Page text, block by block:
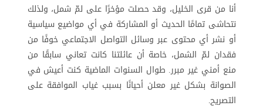
أنا من قرى الخليل، وقد حصلت مؤخرًا على لمّ شمل، ولذلك
نتحاشى تمامًا الحديث أو المشاركة في أي مواضيع سياسية
أو نشر أي محتوى عبر وسائل التواصل الاجتماعي خوفًا من
فقدان لمّ الشمل، خاصة أن عائلتنا كانت تعاني سابقًا من
منع أمني غير مبرر. طوال السنوات الماضية كنت أعيش في
الصوانة بشكل غير معلن أحيانًا بسبب غياب الموافقة على
التصريح.